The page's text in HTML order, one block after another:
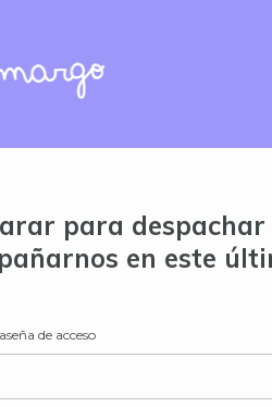
para despachar
en este
de acceso